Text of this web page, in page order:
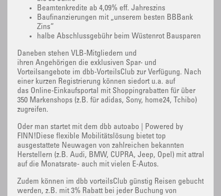
Beamtenkredite ab 4,09% eff. Jahreszins
Baufinanzierungen mit „unserem besten BBBank
Zins“
halbe Abschlussgebühr beim Wüstenrot Bausparen
Daneben stehen VLB-Mitgliedern und
ihren Angehörigen die exklusiven Spar- und
Vorteilsangebote im dbb-VorteilsClub zur Verfügung. Nach
einer kurzen Registrierung können siedort u.a. auf
das Online-Einkaufsportal mit Shoppingrabatten für über
350 Markenshops (z.B. für adidas, Sony, home24, Tchibo)
zugreifen.
Oder man startet mit dem dbb autoabo | Powered by
FINN!Diese flexible Mobilitätslösung bietet top
ausgestattete Neuwagen von zahlreichen bekannten
Herstellern (z.B. Audi, BMW, CUPRA, Jeep, Opel) mit
auf die Monatsrate- auch mit vielen E-Autos.
Zudem können im dbb vorteilsClub günstig Reisen gebucht
werden, z.B. mit 3% Rabatt bei jeder Buchung von